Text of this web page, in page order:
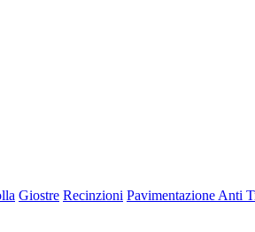
Giostre Recinzioni Pavimentazione Anti